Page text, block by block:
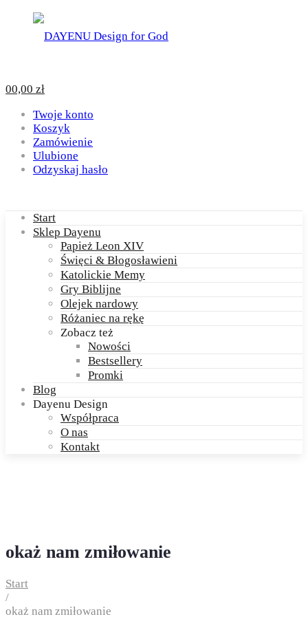
00,00 zł
Twoje konto
Koszyk
Zamówienie
Ulubione
Odzyskaj hasło
Start
Sklep Dayenu
Papież Leon XIV
Święci & Błogosławieni
Katolickie Memy
Gry Biblijne
Olejek nardowy
Różaniec na rękę
Zobacz też
Nowości
Bestsellery
Promki
Blog
Dayenu Design
Współpraca
O nas
Kontakt
okaż nam zmiłowanie
Start
/
okaż nam zmiłowanie